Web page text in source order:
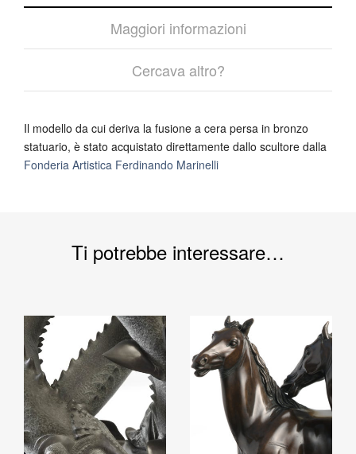
Maggiori informazioni
Cercava altro?
Il modello da cui deriva la fusione a cera persa in bronzo
statuario, è stato acquistato direttamente dallo scultore dalla
Fonderia Artistica Ferdinando Marinelli
Ti potrebbe interessare…